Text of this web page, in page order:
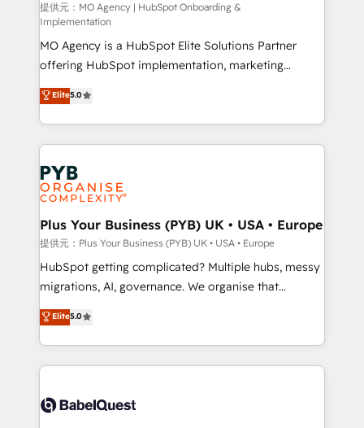
and implementation. - Pre-built and custom
integrations across your full tech stack. - Custom
object setup, CMS builds, and full-funnel automation.
- Dashboards, lifecycle campaigns, and lead
nurturing sequences. - Cross-hub setup across
Marketing, Sales, Operations, and Service Hubs. -
Ongoing optimization, managed support, and
scalable retainers. Let’s make HubSpot your most
powerful growth engine. Built to convert, scale, and
drive results.
提供元：MO Agency | HubSpot Onboarding &
Implementation
MO Agency is a HubSpot Elite Solutions Partner
offering HubSpot implementation, marketing
automation, CRM and RevOps consulting, B2B SEO,
paid media, content marketing, AEO and GEO (AI
search optimisation), and HubSpot Content Hub and
WordPress development. We work with enterprise
and growth-led companies across technology,
professional services, financial services and
industrial sectors. Offices in Johannesburg, Cape
Town, Dubai & London. 500+ HubSpot CRM
implementations delivered. AI visibility coverage
across ChatGPT, Claude, Perplexity, Gemini and
Google AI Overviews. HubSpot Impact Award -
Innovation HubSpot Impact Award - Platform
Migration Excellence HubSpot Impact Award -
accreditations with HubSpot.
Elite5.0
Plus Your Business (PYB) UK • USA • Europe
提供元：Plus Your Business (PYB) UK • USA • Europe
HubSpot getting complicated? Multiple hubs, messy
migrations, AI, governance. We organise that
complexity, so your team can put HubSpot to work...
Welcome to our Profile! We help with: • CRM
implementation, reports, workflows, and team
training • CRM migration from Salesforce, Pipedrive,
custom API integrations with ERP (and other
Elite5.0